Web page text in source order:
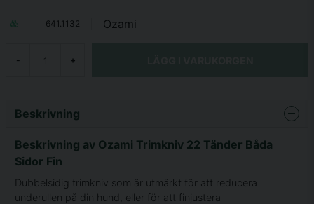
641.1132 Ozami
- +
Beskrivning
Beskrivning av Ozami Trimkniv 22 Tänder Båda
Sidor Fin
Dubbelsidig trimkniv som är utmärkt för att reducera
underullen på din hund, eller för att finjustera